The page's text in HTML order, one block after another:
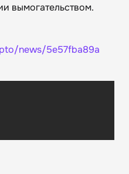
вымогательством.
news/5e57fba89a